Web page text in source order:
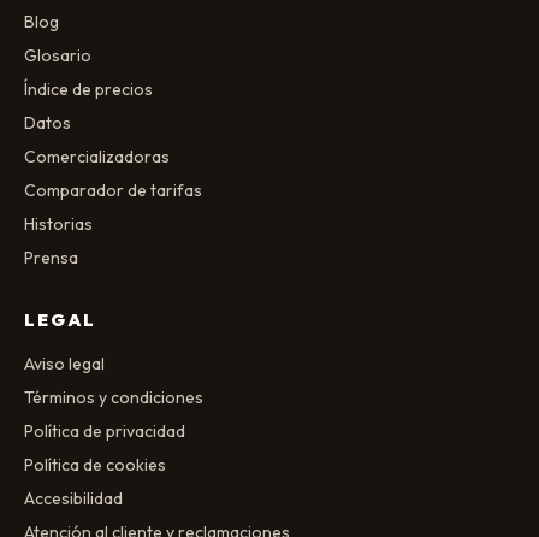
Blog
Glosario
Índice de precios
Datos
Comercializadoras
Comparador de tarifas
Historias
Prensa
LEGAL
Aviso legal
Términos y condiciones
Política de privacidad
Política de cookies
Accesibilidad
Atención al cliente y reclamaciones